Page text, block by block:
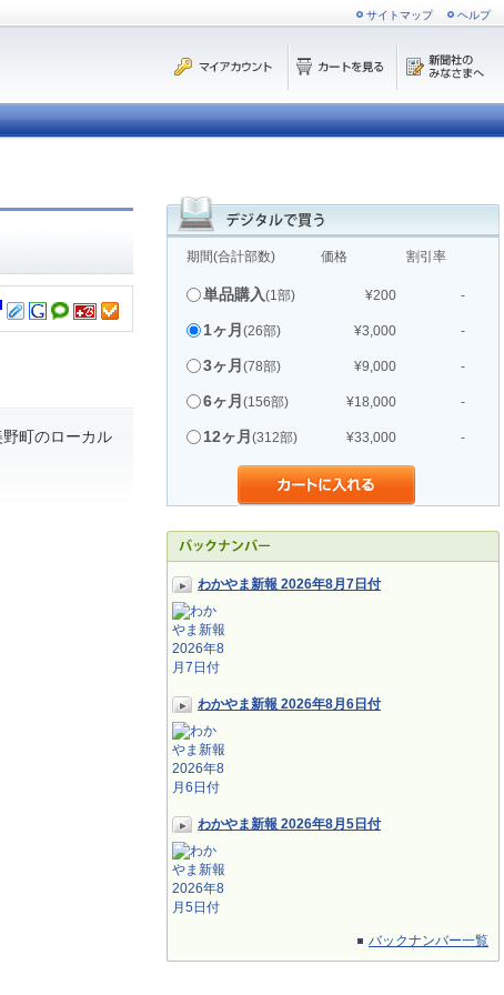
サイトマップ ヘルプ
期間(合計部数) 価格 割引率
単品購入(1部) ¥200 -
1ヶ月 (26部) ¥3,000 -
3ヶ月 (78部) ¥9,000 -
6ヶ月 (156部) ¥18,000 -
12ヶ月 (312部) ¥33,000 -
わかやま新報 2026年8月7日付
わかやま新報 2026年8月6日付
わかやま新報 2026年8月5日付
バックナンバー一覧
町のローカル